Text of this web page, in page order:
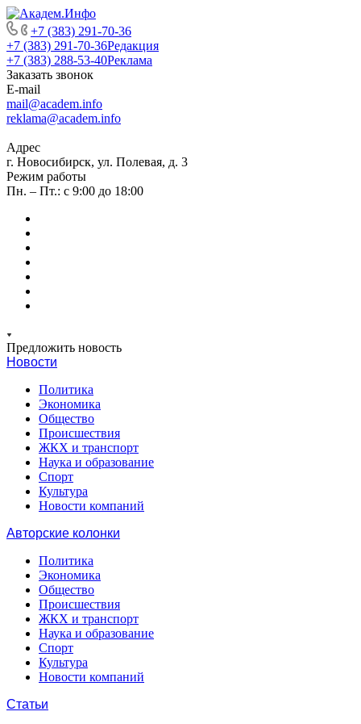
+7 (383) 291-70-36
+7 (383) 291-70-36Редакция
+7 (383) 288-53-40Реклама
Заказать звонок
E-mail
mail@academ.info
reklama@academ.info
Адрес
г. Новосибирск, ул. Полевая, д. 3
Режим работы
Пн. – Пт.: с 9:00 до 18:00
Предложить новость
Новости
Политика
Экономика
Общество
Происшествия
ЖКХ и транспорт
Наука и образование
Спорт
Культура
Новости компаний
Авторские колонки
Политика
Экономика
Общество
Происшествия
ЖКХ и транспорт
Наука и образование
Спорт
Культура
Новости компаний
Статьи